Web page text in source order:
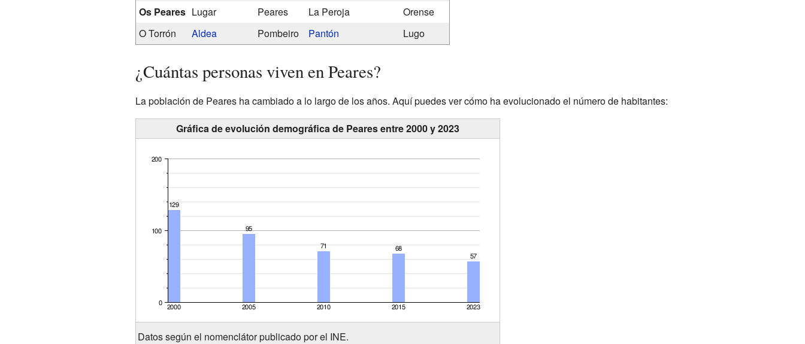
Os Peares Lugar Peares La Peroja
Orense
O Torrón
Aldea Pombeiro Pantón Lugo
¿Cuántas personas viven en Peares?
La población de Peares ha cambiado a lo largo de los años. Aquí puedes ver cómo ha evolucionado el número de habitantes:
Gráfica de evolución demográfica de Peares entre 2000 y 2023
Datos según el nomenclátor publicado por el INE.